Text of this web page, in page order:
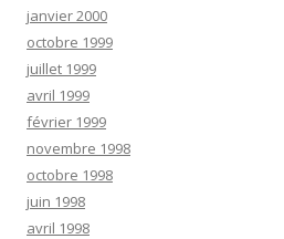
janvier 2000
octobre 1999
juillet 1999
avril 1999
février 1999
novembre 1998
octobre 1998
juin 1998
avril 1998